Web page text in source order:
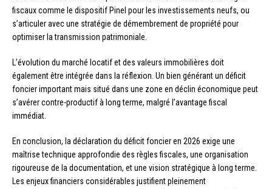
fiscaux comme le dispositif Pinel pour les investissements neufs, ou
s’articuler avec une stratégie de démembrement de propriété pour
optimiser la transmission patrimoniale.
L’évolution du marché locatif et des valeurs immobilières doit
également être intégrée dans la réflexion. Un bien générant un déficit
foncier important mais situé dans une zone en déclin économique peut
s’avérer contre-productif à long terme, malgré l’avantage fiscal
immédiat.
En conclusion, la déclaration du déficit foncier en 2026 exige une
maîtrise technique approfondie des règles fiscales, une organisation
rigoureuse de la documentation, et une vision stratégique à long terme.
Les enjeux financiers considérables justifient pleinement